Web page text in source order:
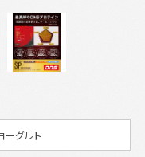
ーグルト